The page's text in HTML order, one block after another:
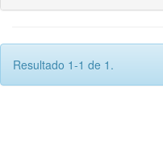
Resultado 1-1 de 1.